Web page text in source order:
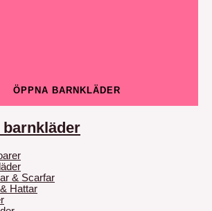
ÖPPNA BARNKLÄDER
& Scarfar
Hattar